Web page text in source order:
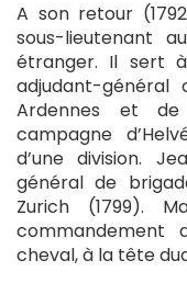
A son retour
sous-lieutenant
étranger. Il sert
adjudant-général
Ardennes et
campagne
d’une division.
général de
Zurich (1799).
commandement
cheval, à la tête